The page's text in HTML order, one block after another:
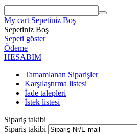
My cart Sepetiniz Boş
Sepetiniz Boş
Sepeti göster
Ödeme
HESABIM
Tamamlanan Siparişler
Karşılaştırma listesi
İade talepleri
İstek listesi
Sipariş takibi
Sipariş takibi